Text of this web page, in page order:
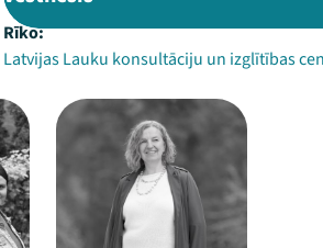
Rīko:
Latvijas Lauku konsultāciju un izglītības